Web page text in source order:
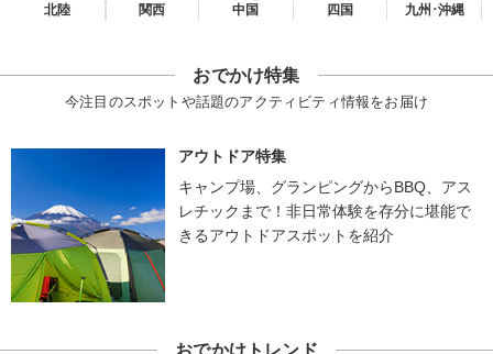
北陸 関西 中国 四国 九州･沖縄
おでかけ特集
今注目のスポットや話題のアクティビティ情報をお届け
アウトドア特集
キャンプ場、グランピングからBBQ、アス
レチックまで！非日常体験を存分に堪能で
きるアウトドアスポットを紹介
おでかけトレンド